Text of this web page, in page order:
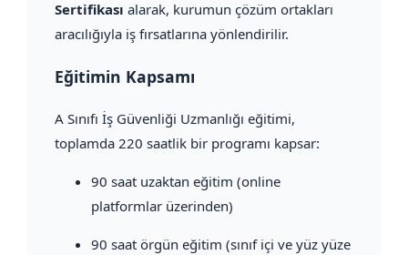
Sertifikası alarak, kurumun çözüm ortakları
aracılığıyla iş fırsatlarına yönlendirilir.
Eğitimin Kapsamı
A Sınıfı İş Güvenliği Uzmanlığı eğitimi,
toplamda 220 saatlik bir programı kapsar:
90 saat uzaktan eğitim (online
platformlar üzerinden)
90 saat örgün eğitim (sınıf içi ve yüz yüze